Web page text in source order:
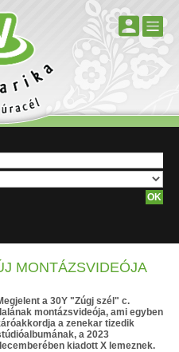
MONTÁZSVIDEÓJA
a 30Y "Zúgj szél" c.
montázsvideója, ami egyben
a zenekar tizedik
a 2023
kiadott X lemeznek.